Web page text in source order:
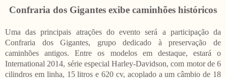
Confraria dos Gigantes exibe caminhões históricos
Uma das principais atrações do evento será a participação da
Confraria dos Gigantes, grupo dedicado à preservação de
caminhões antigos. Entre os modelos em destaque, estará o
International 2014, série especial Harley-Davidson, com motor de 6
cilindros em linha, 15 litros e 620 cv, acoplado a um câmbio de 18